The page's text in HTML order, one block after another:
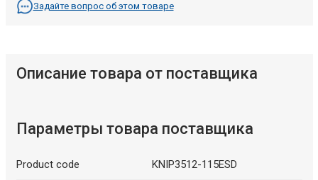
Задайте вопрос об этом товаре
Описание товара от поставщика
Параметры товара поставщика
Product code KNIP3512-115ESD